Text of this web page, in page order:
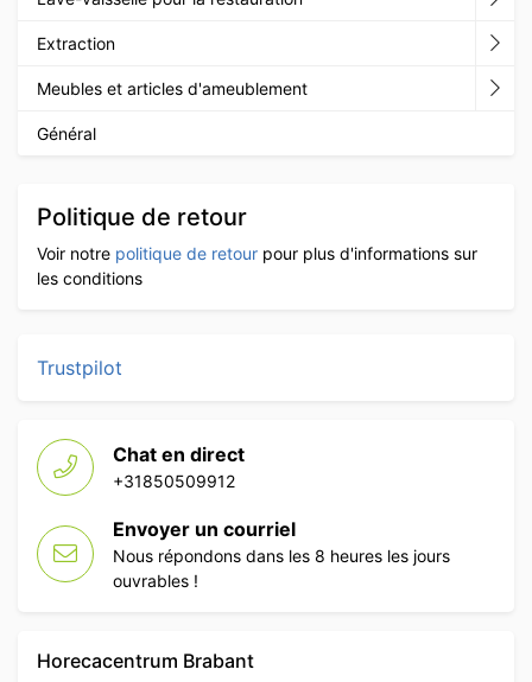
Extraction
Meubles et articles d'ameublement
Général
Politique de retour
Voir notre politique de retour pour plus d'informations sur
les conditions
Trustpilot
Chat en direct
+31850509912
Envoyer un courriel
Nous répondons dans les 8 heures les jours
ouvrables !
Horecacentrum Brabant